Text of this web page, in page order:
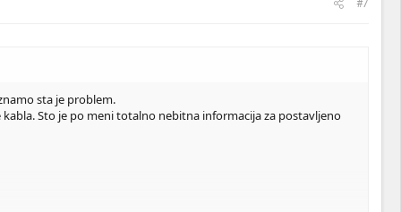
#7
sta je problem.
Sto je po meni totalno nebitna informacija za postavljeno